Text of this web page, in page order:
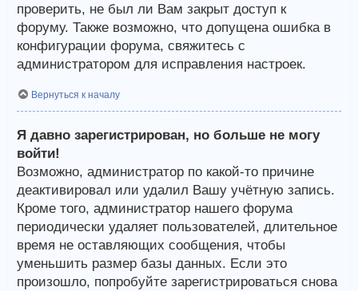
проверить, не был ли Вам закрыт доступ к
форуму. Также возможно, что допущена ошибка в
конфигурации форума, свяжитесь с
администратором для исправления настроек.
Вернуться к началу
Я давно зарегистрирован, но больше не могу
войти!
Возможно, администратор по какой-то причине
деактивировал или удалил Вашу учётную запись.
Кроме того, администратор нашего форума
периодически удаляет пользователей, длительное
время не оставляющих сообщения, чтобы
уменьшить размер базы данных. Если это
произошло, попробуйте зарегистрироваться снова